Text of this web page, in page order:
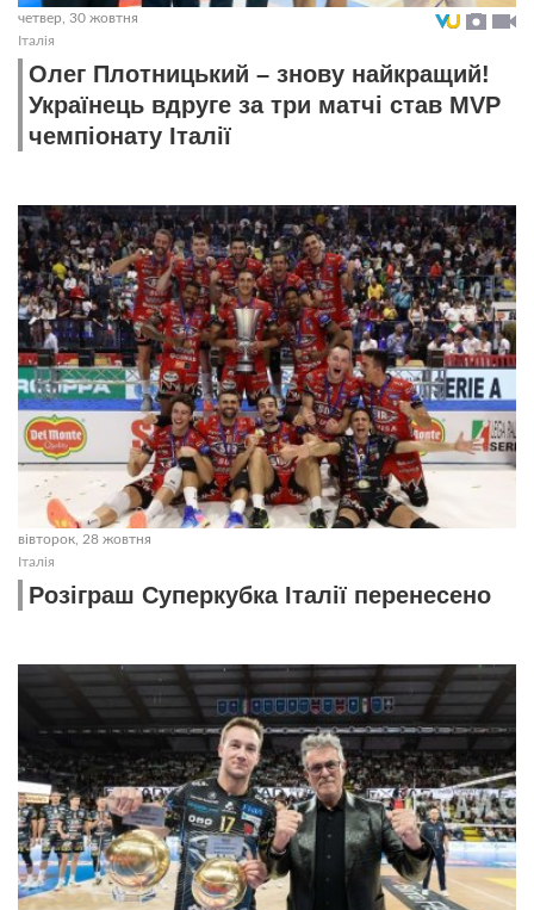
четвер, 30 жовтня
Італія
Олег Плотницький – знову найкращий!
Українець вдруге за три матчі став MVP
чемпіонату Італії
вівторок, 28 жовтня
Італія
Розіграш Суперкубка Італії перенесено